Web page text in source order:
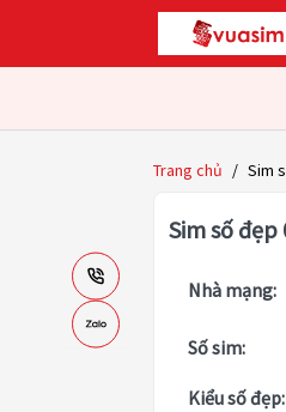
Trang chủ / Sim
Sim số đẹp
Nhà mạng:
Số sim:
Kiểu số đẹp: